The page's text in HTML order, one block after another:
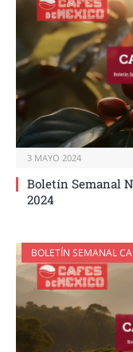
3 MAYO 2024
Boletín Semanal
2024
BOLETÍN SEMANAL